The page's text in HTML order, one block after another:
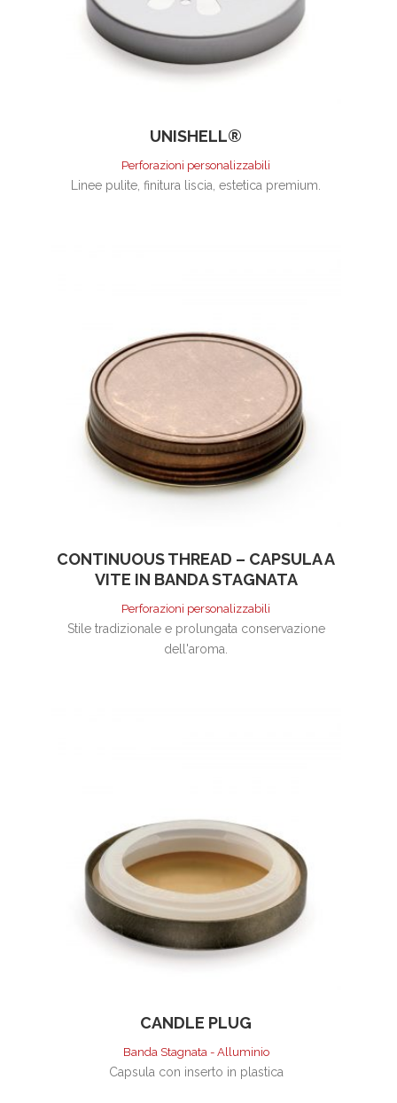
UNISHELL®
Perforazioni personalizzabili
Linee pulite, finitura liscia, estetica premium.
CONTINUOUS THREAD – CAPSULA A
VITE IN BANDA STAGNATA
Perforazioni personalizzabili
Stile tradizionale e prolungata conservazione
dell'aroma.
CANDLE PLUG
Banda Stagnata - Alluminio
Capsula con inserto in plastica